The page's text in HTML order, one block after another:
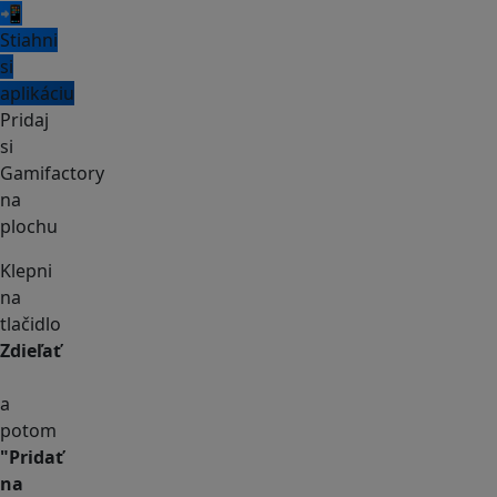
📲
Stiahni
si
aplikáciu
Pridaj
si
Gamifactory
na
plochu
Klepni
na
tlačidlo
Zdieľať
a
potom
"Pridať
na